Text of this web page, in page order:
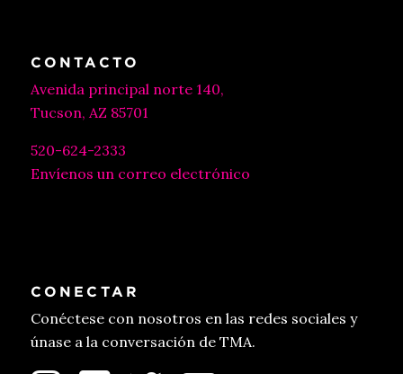
CONTACTO
Avenida principal norte 140,
Tucson, AZ 85701
520-624-2333
Envíenos un correo electrónico
CONECTAR
Conéctese con nosotros en las redes sociales y
únase a la conversación de TMA.